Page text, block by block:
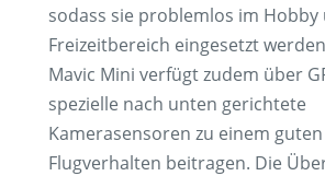
sodass sie problemlos im Hobby
Freizeitbereich eingesetzt
Mavic Mini verfügt zudem über
spezielle nach unten gerichtete
Kamerasensoren zu einem guten
Flugverhalten beitragen. Die